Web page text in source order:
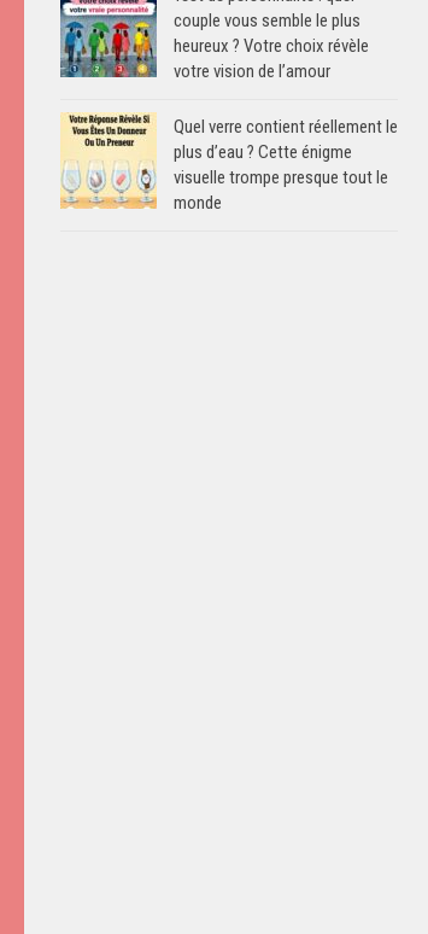
couple vous semble le plus
heureux ? Votre choix révèle
votre vision de l’amour
Quel verre contient réellement le
plus d’eau ? Cette énigme
visuelle trompe presque tout le
monde